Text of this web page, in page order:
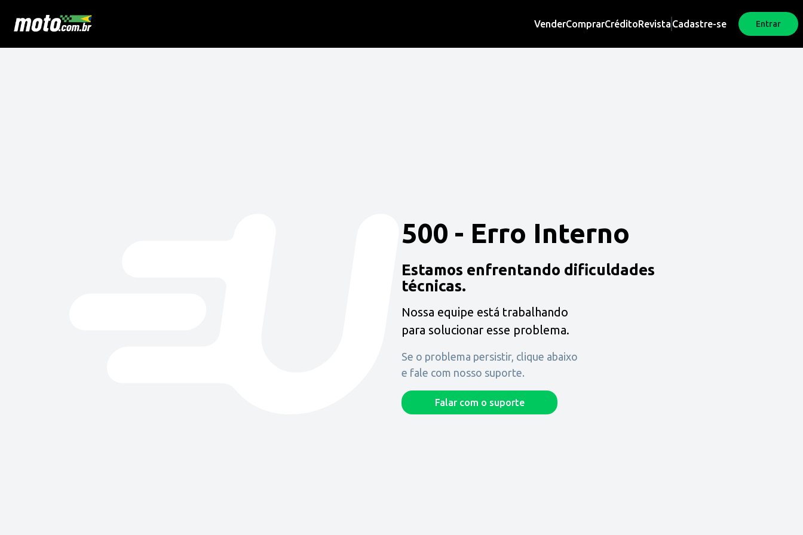
VenderComprarCréditoRevista Cadastre-se Entrar
500 - Erro Interno
Estamos enfrentando dificuldades
técnicas.
Nossa equipe está trabalhando
para solucionar esse problema.
Se o problema persistir, clique abaixo
e fale com nosso suporte.
Falar com o suporte